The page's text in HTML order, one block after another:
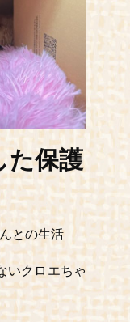
た保護
との生活
いクロエちゃ